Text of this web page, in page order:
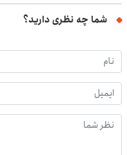
شما چه نظری دارید؟